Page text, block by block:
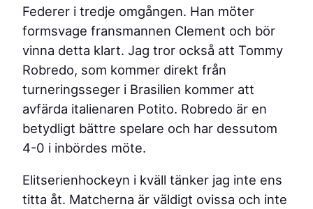
Federer i tredje omgången. Han möter
formsvage fransmannen Clement och bör
vinna detta klart. Jag tror också att Tommy
Robredo, som kommer direkt från
turneringsseger i Brasilien kommer att
avfärda italienaren Potito. Robredo är en
betydligt bättre spelare och har dessutom
4-0 i inbördes möte.
Elitserienhockeyn i kväll tänker jag inte ens
titta åt. Matcherna är väldigt ovissa och inte